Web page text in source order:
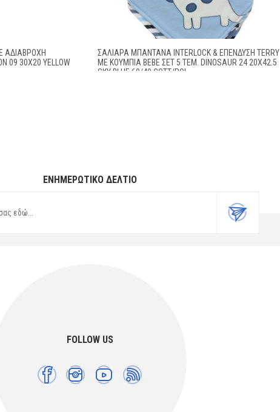
ΑΔΙΆΒΡΟΧΗ
09 30X20 YELLOW
ΣΑΛΙΆΡΑ ΜΠΑΝΤΆΝΑ INTERLOCK & ΕΠΈΝΔΥΣΗ TERRY
ΜΕ ΚΟΥΜΠΊΑ BEBE ΣΕΤ 5 ΤΕΜ. DINOSAUR 24 20X42.5
SKY BLUE 60/40 COTT/POL
ΕΝΗΜΕΡΩΤΙΚΌ ΔΕΛΤΊΟ
FOLLOW US